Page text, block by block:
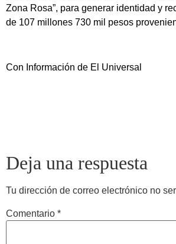
Zona Rosa”, para generar identidad y
de 107 millones 730 mil pesos
Con Información de El Universal
Deja una respuesta
Tu dirección de correo electrónico no
Comentario *